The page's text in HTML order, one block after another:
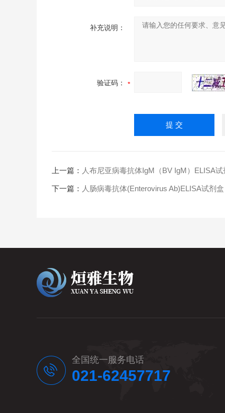
补充说明：
验证码：
上一篇： 人布尼亚病毒抗体IgM（BV IgM）ELISA试
下一篇： 人肠病毒抗体(Enterovirus Ab)ELISA试剂盒
全国统一服务电话
021-62457717